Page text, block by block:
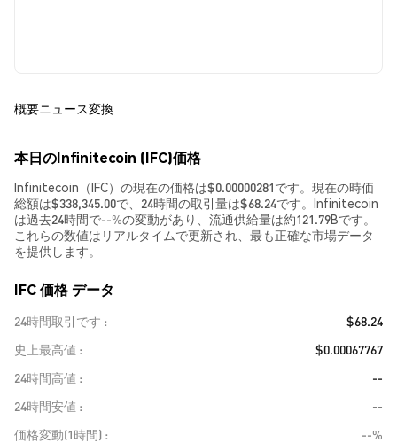
概要ニュース変換
本日のInfinitecoin (IFC)価格
Infinitecoin（IFC）の現在の価格は$0.00000281です。現在の時価
総額は$338,345.00で、24時間の取引量は$68.24です。Infinitecoin
は過去24時間で--%の変動があり、流通供給量は約121.79Bです。
これらの数値はリアルタイムで更新され、最も正確な市場データ
を提供します。
IFC 価格 データ
24時間取引です
$68.24
史上最高値
$0.00067767
24時間高値
--
24時間安値
--
価格変動(1時間)
--%